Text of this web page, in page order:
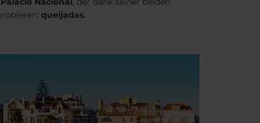
queijadas.